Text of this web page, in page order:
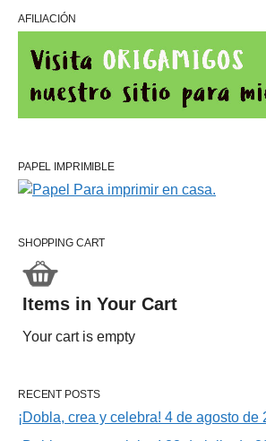
AFILIACIÓN
PAPEL IMPRIMIBLE
SHOPPING CART
Items in Your Cart
Your cart is empty
RECENT POSTS
¡Dobla, crea y celebra! 4 de agosto de